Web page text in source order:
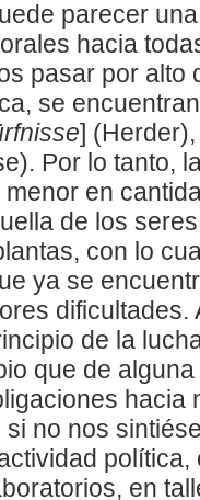
parecer
hacia
pasar por alto
se
] (Herder),
Por lo tanto,
en
de los
con lo
ya se
dificultades.
de la
que de
hacia
no nos
en